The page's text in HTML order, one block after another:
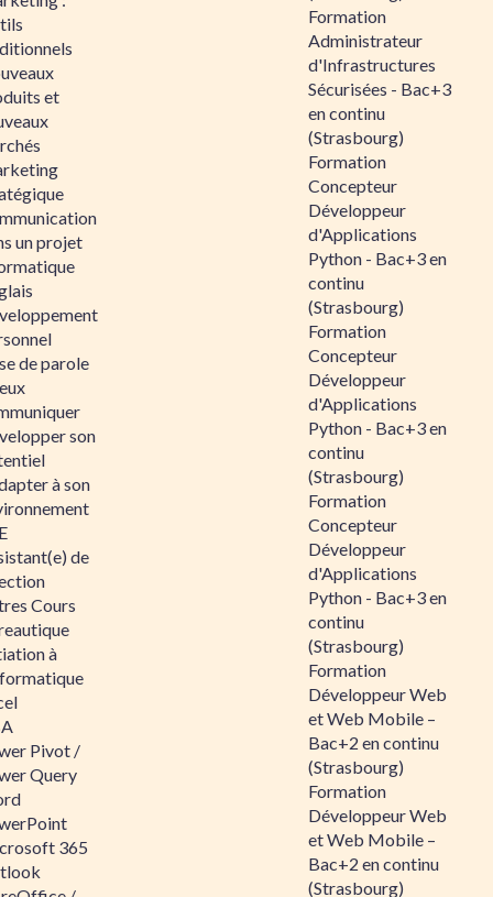
et
un projet
de parole
son
à son
de
Cours
à
Pivot /
Query
365
Formation
Administrateur
d'Infrastructures
Sécurisées - Bac+3
en continu
(Strasbourg)
Formation
Concepteur
Développeur
d'Applications
Python - Bac+3 en
continu
(Strasbourg)
Formation
Concepteur
Développeur
d'Applications
Python - Bac+3 en
continu
(Strasbourg)
Formation
Concepteur
Développeur
d'Applications
Python - Bac+3 en
continu
(Strasbourg)
Formation
Développeur Web
et Web Mobile –
Bac+2 en continu
(Strasbourg)
Formation
Développeur Web
et Web Mobile –
Bac+2 en continu
(Strasbourg)